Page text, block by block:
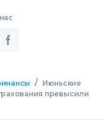
/
Июньские
превысили